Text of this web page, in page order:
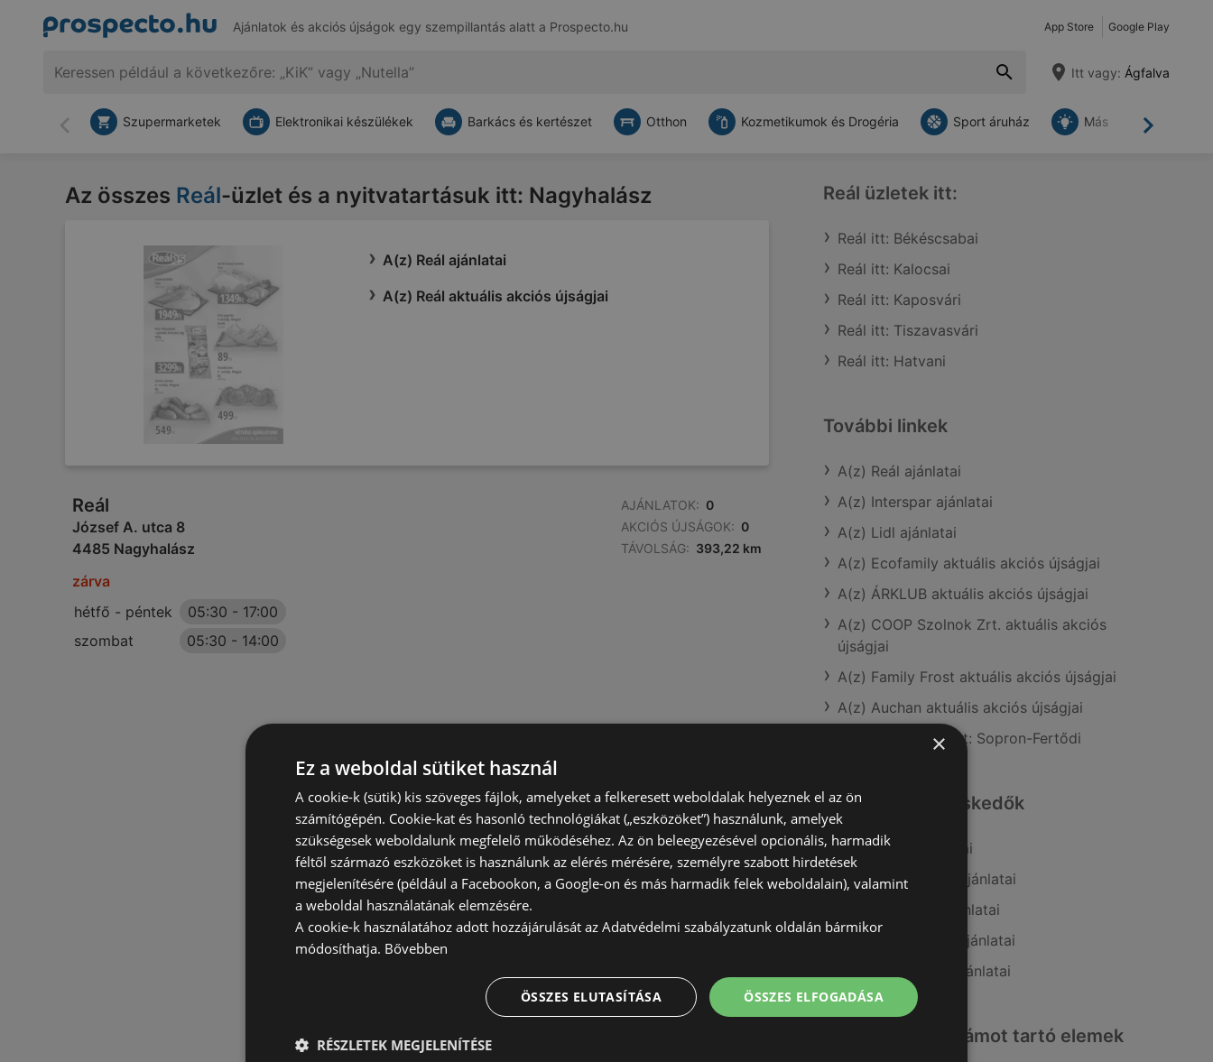
Ajánlatok és akciós újságok egy szempillantás alatt a Prospecto.hu App Store Google Play
Itt vagy: Ágfalva
Vissza Tovább
Szupermarketek Elektronikai készülékek Barkács és kertészet Otthon Kozmetikumok és Drogéria Sport áruház Más
Az összes Reál-üzlet és a nyitvatartásuk itt: Nagyhalász
A(z) Reál ajánlatai
A(z) Reál aktuális akciós újságjai
Reál
József A. utca 8
4485 Nagyhalász
AJÁNLATOK: 0
AKCIÓS ÚJSÁGOK: 0
TÁVOLSÁG: 393,22 km
zárva
hétfő - péntek
05:30 - 17:00
szombat
05:30 - 14:00
Reál üzletek itt:
Reál itt: Békéscsabai
Reál itt: Kalocsai
Reál itt: Kaposvári
Reál itt: Tiszavasvári
Reál itt: Hatvani
További linkek
A(z) Reál ajánlatai
A(z) Interspar ajánlatai
A(z) Lidl ajánlatai
A(z) Ecofamily aktuális akciós újságjai
A(z) ÁRKLUB aktuális akciós újságjai
A(z) COOP Szolnok Zrt. aktuális akciós
újságjai
A(z) Family Frost aktuális akciós újságjai
A(z) Auchan aktuális akciós újságjai
A(z) Reál üzletei itt: Sopron-Fertődi
Hasonló kiskereskedők
A(z) Metro ajánlatai
A(z) Family Frost ajánlatai
A(z) Müller HU ajánlatai
A(z) FullDiszkont ajánlatai
A(z) Coop Tisza ajánlatai
Érdeklődésre számot tartó elemek
×
Ez a weboldal sütiket használ
A cookie-k (sütik) kis szöveges fájlok, amelyeket a felkeresett weboldalak helyeznek el az ön
számítógépén. Cookie-kat és hasonló technológiákat („eszközöket”) használunk, amelyek
szükségesek weboldalunk megfelelő működéséhez. Az ön beleegyezésével opcionális, harmadik
féltől származó eszközöket is használunk az elérés mérésére, személyre szabott hirdetések
megjelenítésére (például a Facebookon, a Google-on és más harmadik felek weboldalain), valamint
a weboldal használatának elemzésére.
A cookie-k használatához adott hozzájárulását az Adatvédelmi szabályzatunk oldalán bármikor
módosíthatja. Bővebben
ÖSSZES ELFOGADÁSA
ÖSSZES ELUTASÍTÁSA
RÉSZLETEK MEGJELENÍTÉSE